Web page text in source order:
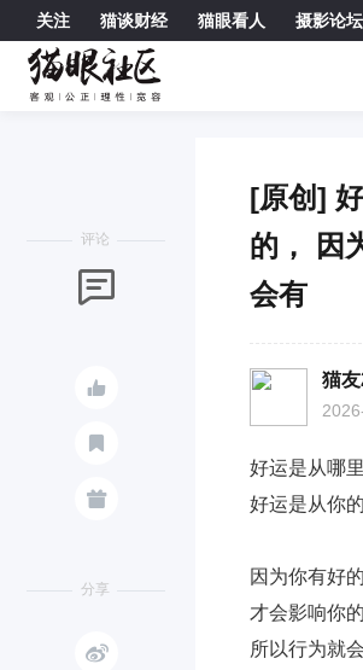
关注 猫谈财经 猫眼看人 摄影论坛

评论



分享

[原创]
的， 因
会有
猫
好运是从哪
好运是从你
因为你有好
才会影响你
所以行为就